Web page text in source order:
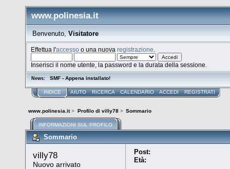
www.polinesia.it
Benvenuto, Visitatore
Effettua l'accesso o una nuovaregistrazione
Inserisci il nome utente, la password e la durata della sessione.
News: SMF - Appena installato!
INDICE AIUTO RICERCA CALENDARIO ACCEDI REGISTRATI
www.polinesia.it> Profilo di villy78> Sommario
INFORMAZIONI SUL PROFILO
Sommario
villy78
Nuovo arrivato
Post:
Età: